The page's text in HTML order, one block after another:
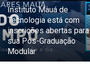
Instituto Mauá de
Tecnologia está com
inscrições abertas para
sua Pós-Graduação
Modular